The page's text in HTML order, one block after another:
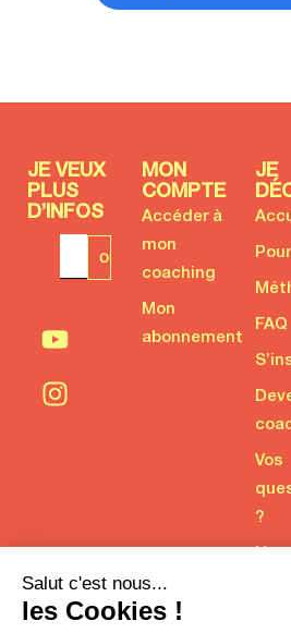
JE VEUX
PLUS
D’INFOS
MON
COMPTE
Accéder à
mon
coaching
Mon
abonnement
JE
FAQ
Vos
?